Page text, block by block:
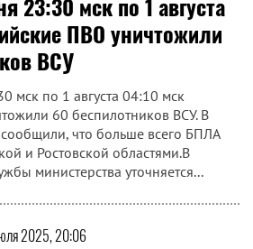
ПВО уничтожили
ВСУ
мск по 1 августа 04:10 мск
60 беспилотников ВСУ. В
что больше всего БПЛА
и Ростовской областями.В
министерства уточняется...
2025, 20:06